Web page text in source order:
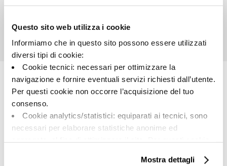
Questo sito web utilizza i cookie
Informiamo che in questo sito possono essere utilizzati
diversi tipi di cookie:
Cookie tecnici: necessari per ottimizzare la
navigazione e fornire eventuali servizi richiesti dall’utente.
Per questi cookie non occorre l’acquisizione del tuo
consenso.
Cookie analytics/statistici: equiparati ai tecnici, sono
necessari per elaborare statistiche anonime ed
Cookie di profilazione/marketing: sono utilizzati, solo
Mostra dettagli
Share: